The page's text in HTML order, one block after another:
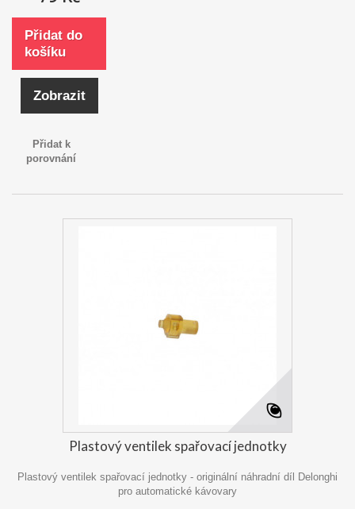
Přidat do
košíku
Zobrazit
Přidat k
porovnání
Plastový ventilek spařovací jednotky
Plastový ventilek spařovací jednotky - originální náhradní díl Delonghi
pro automatické kávovary